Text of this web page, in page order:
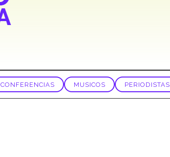
CONFERENCIAS MUSICOS PERIODISTAS